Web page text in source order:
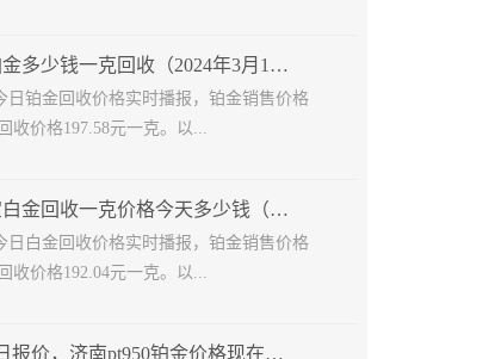
济南现在典当行铂金多少钱一克回收（2024年3月16日）
日铂金回收价格实时播报，铂金销售价格
收价格197.58元一克。以...
济南槐荫莱音珠宝白金回收一克价格今天多少钱（2024年3月25日）
日白金回收价格实时播报，铂金销售价格
收价格192.04元一克。以...
铂金2024年4月26日报价，济南pt950铂金价格现在多少钱一克回收